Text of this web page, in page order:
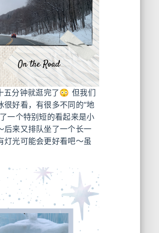
五分钟就逛完了😳 但我们
好看，有很多不同的“地
一个特别短的看起来是小
后来又排队坐了一个长一
灯光可能会更好看吧～虽